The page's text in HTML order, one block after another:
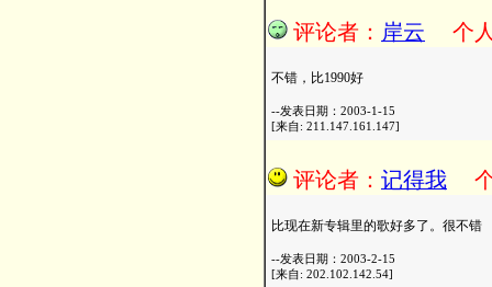
评论者： 岸云 个
不错，比1990好
--发表日期：2003-1-15
[来自: 211.147.161.147]
评论者： 记得我
比现在新专辑里的歌好多了。很不错
--发表日期：2003-2-15
[来自: 202.102.142.54]